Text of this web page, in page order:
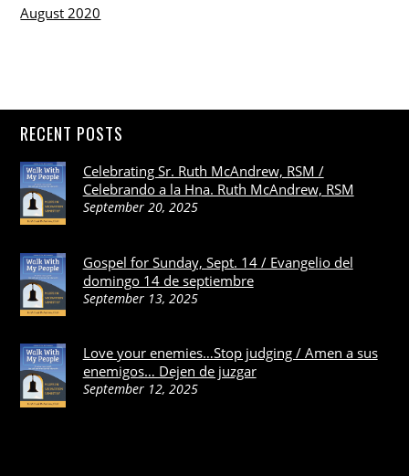
August 2020
RECENT POSTS
Celebrating Sr. Ruth McAndrew, RSM /
Celebrando a la Hna. Ruth McAndrew, RSM
September 20, 2025
Gospel for Sunday, Sept. 14 / Evangelio del
domingo 14 de septiembre
September 13, 2025
Love your enemies…Stop judging / Amen a sus
enemigos… Dejen de juzgar
September 12, 2025